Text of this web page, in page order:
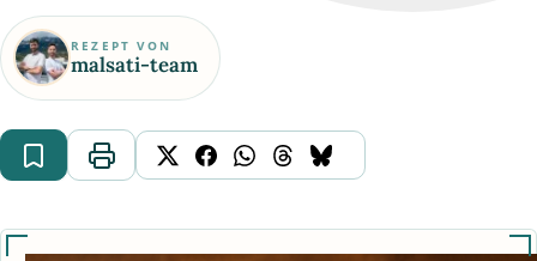
REZEPT VON
malsati-team